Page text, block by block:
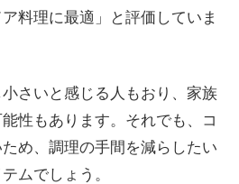
料理に最適」と評価していま
さいと感じる人もおり、家族
性もあります。それでも、コ
め、調理の手間を減らしたい
ムでしょう。